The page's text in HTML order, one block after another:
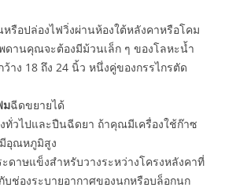
รือปล่องไฟวิ่งผ่านห้องใต้หลังคาหรือโคม
ดานคุณจะต้องมีม้วนเล็ก ๆ ของโลหะน้ำ
าง 18 ถึง 24 นิ้ว หนึ่งคู่ของกรรไกรตัด
มฉีดขยายได้
ทั่วไปและปืนฉีดยา ถ้าคุณมีเครื่องใช้ก๊าซ
อุณหภูมิสูง
ะดาษแข็งสำหรับวางระหว่างโครงหลังคาที่
บช่องระบายอากาศของนกหรือบล็อกนก